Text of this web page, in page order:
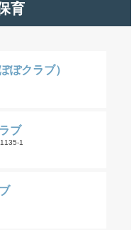
育
ぽクラブ）
ブ
1